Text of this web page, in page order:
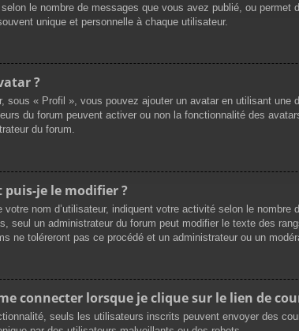
le nombre de messages que vous avez publié, ou
unique et personnelle à chaque utilisateur.
?
sous « Profil », vous pouvez ajouter un avatar en utilisant
du forum peuvent activer ou non la fonctionnalité des
du forum.
je le modifier ?
votre nom d’utilisateur, indiquent votre activité selon le
seul un administrateur du forum peut modifier le texte des
ne toléreront pas ce procédé et un administrateur ou un
connecter lorsque je clique sur le lien de
seuls les utilisateurs inscrits peuvent envoyer des